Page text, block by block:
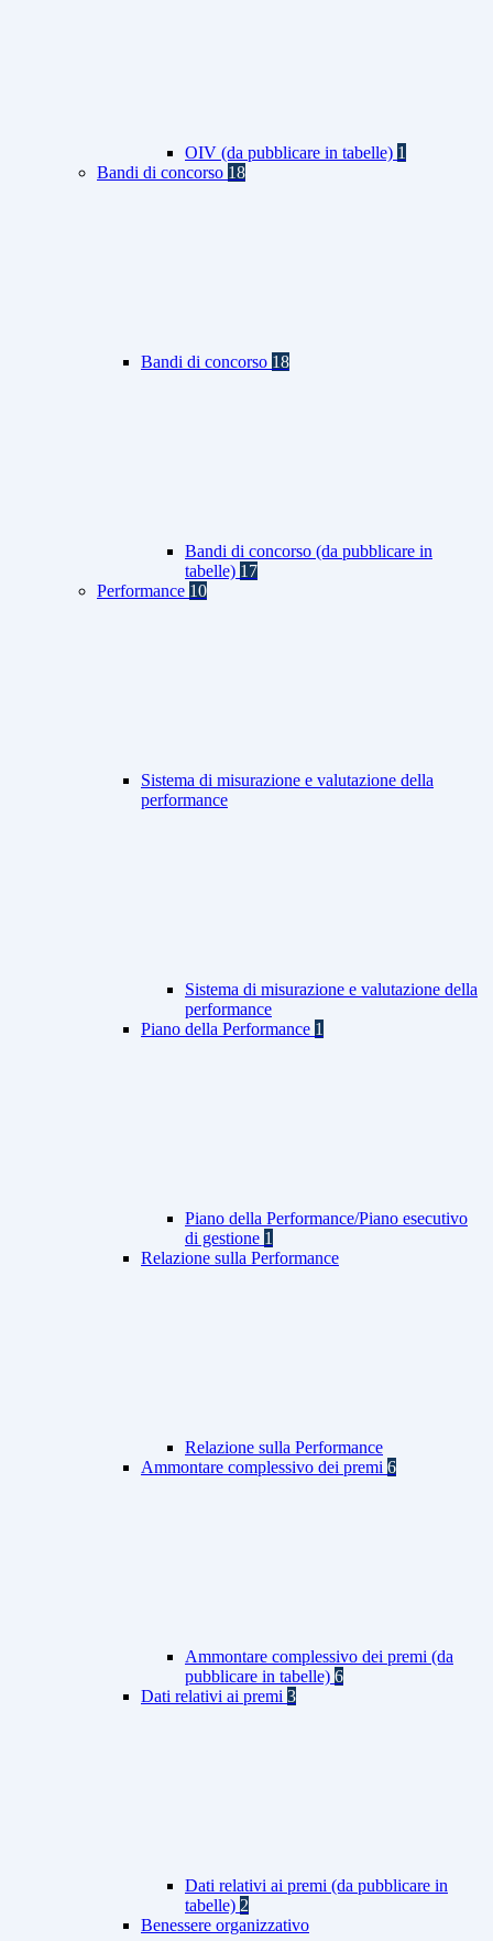
OIV (da pubblicare in tabelle) 1
Bandi di concorso 18
Bandi di concorso 18
Bandi di concorso (da pubblicare in
tabelle) 17
Performance 10
Sistema di misurazione e valutazione della
performance
Sistema di misurazione e valutazione della
performance
Piano della Performance 1
Piano della Performance/Piano esecutivo
di gestione 1
Relazione sulla Performance
Relazione sulla Performance
Ammontare complessivo dei premi 6
Ammontare complessivo dei premi (da
pubblicare in tabelle) 6
Dati relativi ai premi 3
Dati relativi ai premi (da pubblicare in
tabelle) 2
Benessere organizzativo